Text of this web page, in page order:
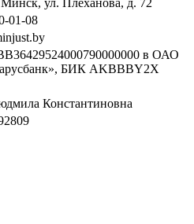
01-08
в ОАО
БИК AKBBBY2X
Константиновна